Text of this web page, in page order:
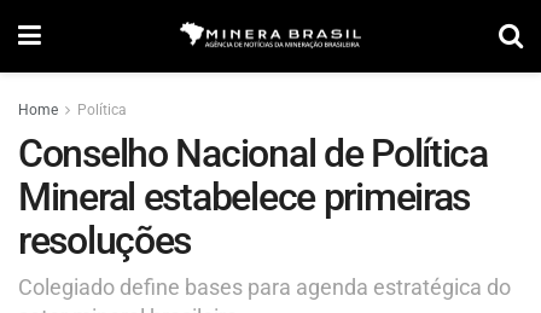
Home Política
Conselho Nacional de Política
Mineral estabelece primeiras
resoluções
Colegiado define bases para agenda estratégica do